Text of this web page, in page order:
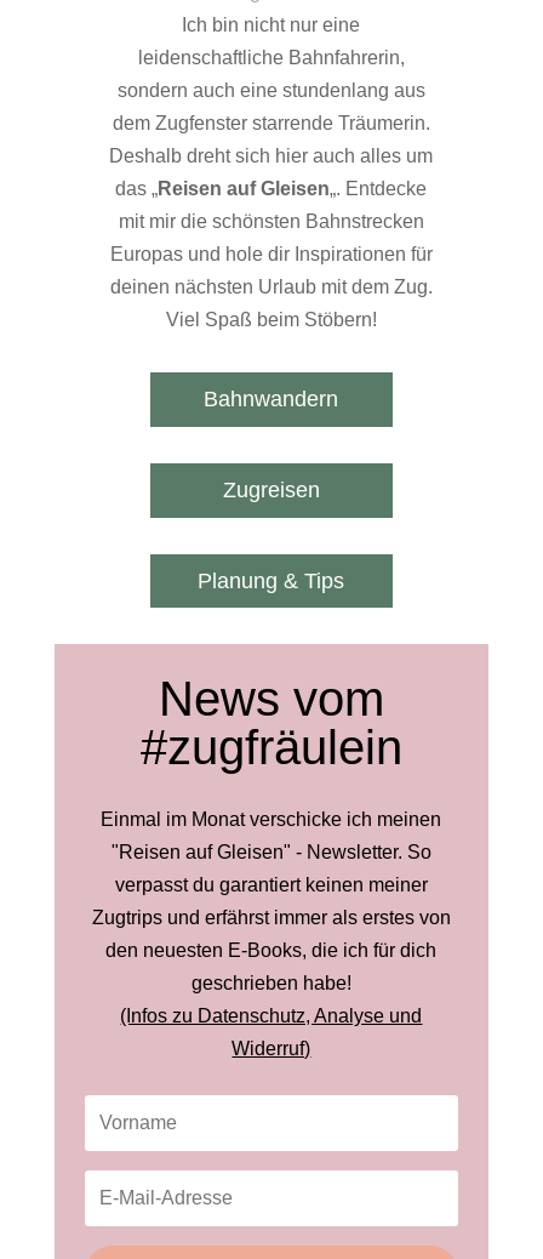
Ich bin nicht nur eine
leidenschaftliche Bahnfahrerin,
sondern auch eine stundenlang aus
dem Zugfenster starrende Träumerin.
Deshalb dreht sich hier auch alles um
das „Reisen auf Gleisen„. Entdecke
mit mir die schönsten Bahnstrecken
Europas und hole dir Inspirationen für
deinen nächsten Urlaub mit dem Zug.
Viel Spaß beim Stöbern!
Bahnwandern
Zugreisen
Planung & Tips
News vom
#zugfräulein
Einmal im Monat verschicke ich meinen
"Reisen auf Gleisen" - Newsletter. So
verpasst du garantiert keinen meiner
Zugtrips und erfährst immer als erstes von
den neuesten E-Books, die ich für dich
geschrieben habe!
(Infos zu Datenschutz, Analyse und
Widerruf)